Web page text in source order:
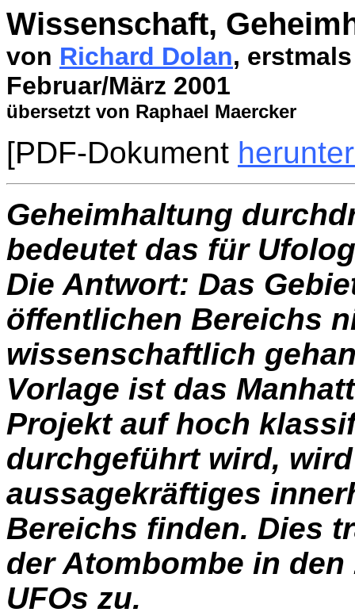
Wissenschaft,
von Richard Dolan,
Februar/März 2001
übersetzt von Raphael Maercker
[PDF-Dokument
Geheimhaltung
bedeutet das für
Die Antwort: Das
öffentlichen Bereichs
wissenschaftlich
Vorlage ist das
Projekt auf hoch
durchgeführt wird,
aussagekräftiges
Bereichs finden. Dies
der Atombombe in
UFOs zu.